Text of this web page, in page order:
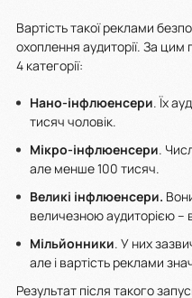
Вартість такої реклами
охоплення аудиторії. За
4 категорії:
Нано-інфлюенсери. Їх
тисяч чоловік.
Мікро-інфлюенсери.
але менше 100 тисяч.
Великі інфлюенсери.
величезною аудиторією –
Мільйонники. У них
але і вартість реклами
Результат після такого